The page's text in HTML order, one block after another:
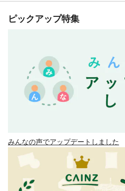
ピックアップ特集
みんなの声でアップデートしました